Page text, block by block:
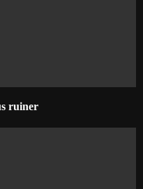
ruiner